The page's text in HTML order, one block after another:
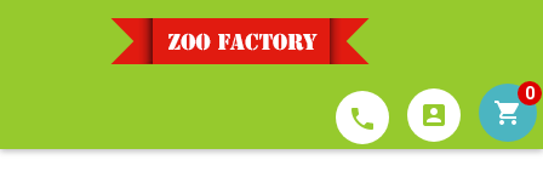
0
account_box
phone